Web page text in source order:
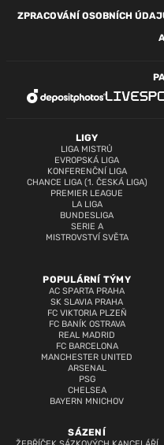
ZPRACOVÁNÍ OSOBNÍCH
LIGY
LIGA MISTRŮ
EVROPSKÁ LIGA
KONFERENČNÍ LIGA
CHANCE LIGA (1. ČESKÁ LIGA)
PREMIER LEAGUE
LA LIGA
BUNDESLIGA
SERIE A
MISTROVSTVÍ SVĚTA
POPULÁRNÍ TÝMY
AC SPARTA PRAHA
SK SLAVIA PRAHA
FC VIKTORIA PLZEŇ
FC BANÍK OSTRAVA
REAL MADRID
FC BARCELONA
MANCHESTER UNITED
ARSENAL
PSG
CHELSEA
BAYERN MNICHOV
SÁZENÍ